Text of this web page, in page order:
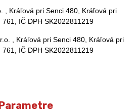
, Kráľová pri Senci 480, Kráľová pri
IČ DPH SK2022811219
, Kráľová pri Senci 480, Kráľová pri
IČ DPH SK2022811219